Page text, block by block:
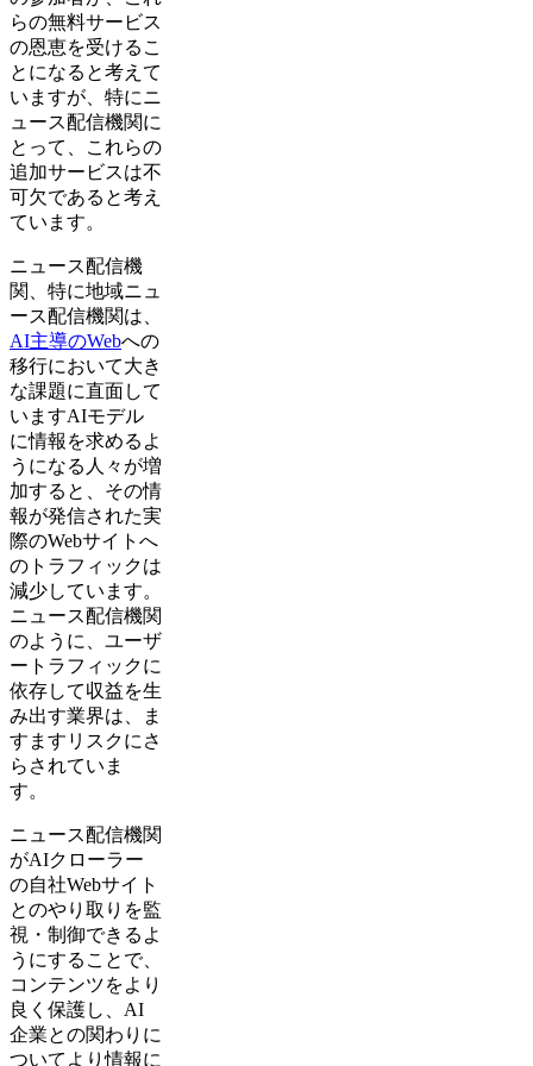
らの無料サービス
の恩恵を受けるこ
とになると考えて
いますが、特にニ
ュース配信機関に
とって、これらの
追加サービスは不
可欠であると考え
ています。
ニュース配信機
関、特に地域ニュ
ース配信機関は、
AI主導のWebへの
移行において大き
な課題に直面して
いますAIモデル
に情報を求めるよ
うになる人々が増
加すると、その情
報が発信された実
際のWebサイトへ
のトラフィックは
減少しています。
ニュース配信機関
のように、ユーザ
ートラフィックに
依存して収益を生
み出す業界は、ま
すますリスクにさ
らされていま
す。
ニュース配信機関
がAIクローラー
の自社Webサイト
とのやり取りを監
視・制御できるよ
うにすることで、
コンテンツをより
良く保護し、AI
企業との関わりに
ついてより情報に